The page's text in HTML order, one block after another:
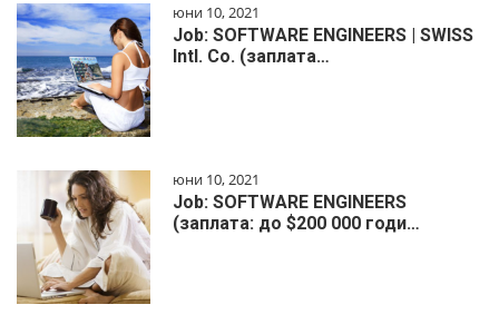
юни 10, 2021
Job: SOFTWARE ENGINEERS | SWISS
Intl. Co. (заплата…
юни 10, 2021
Job: SOFTWARE ENGINEERS
(заплата: до $200 000 годи…